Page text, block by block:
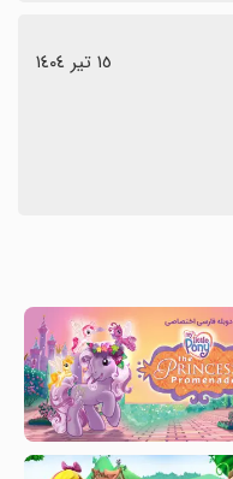
١٥ تیر ١٤٠٤